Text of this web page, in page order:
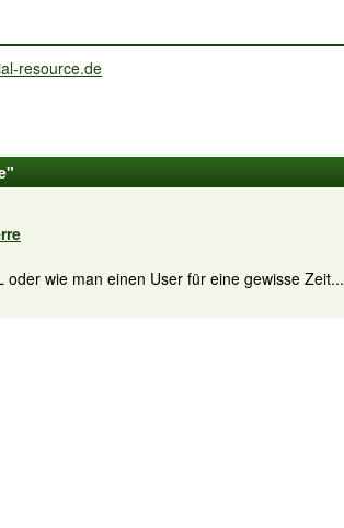
oder wie man einen User für eine gewisse Zeit...